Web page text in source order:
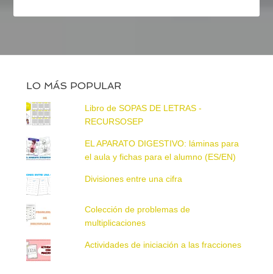
LO MÁS POPULAR
Libro de SOPAS DE LETRAS -
RECURSOSEP
EL APARATO DIGESTIVO: láminas para
el aula y fichas para el alumno (ES/EN)
Divisiones entre una cifra
Colección de problemas de
multiplicaciones
Actividades de iniciación a las fracciones